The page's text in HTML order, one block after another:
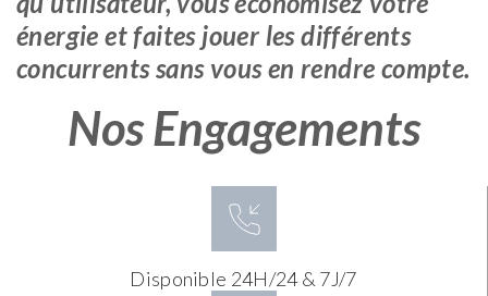
énergie et faites jouer les différents
concurrents sans vous en rendre compte.
Nos Engagements
Disponible 24H/24 & 7J/7